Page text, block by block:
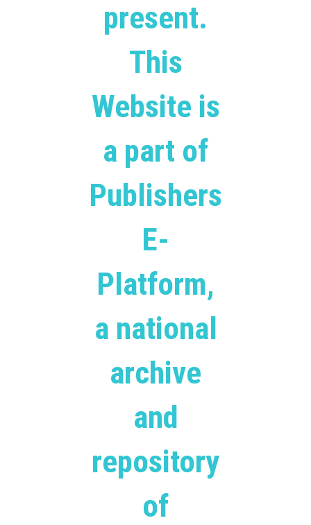
present.
This
Website is
a part of
Publishers
E-
Platform,
a national
archive
and
repository
of